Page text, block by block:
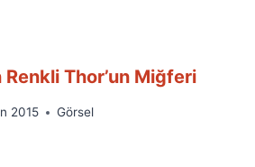
Renkli Thor’un Miğferi
2015 Görsel